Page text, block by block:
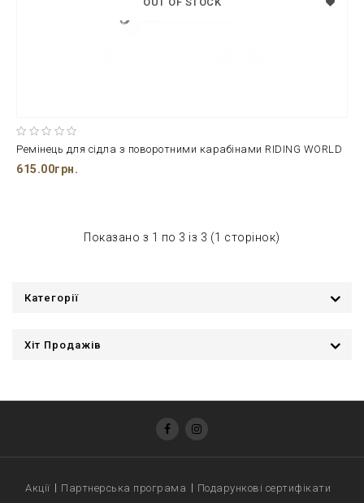
Ремінець для сідла з поворотними карабінами RIDING WORLD
615.00грн.
Показано з 1 по 3 із 3 (1 сторінок)
Категорії
Хіт Продажів
Акції Партнерська програма
Подарункові сертифікати